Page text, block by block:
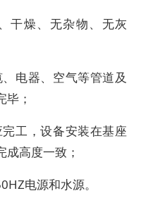
干燥、无杂物、无灰
电器、空气等管道及
；
完工，设备安装在基座
高度一致；
电源和水源。